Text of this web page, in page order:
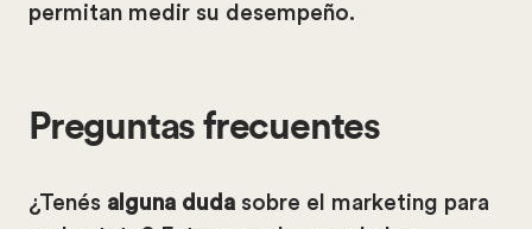
permitan medir su desempeño.
Preguntas frecuentes
¿Tenés alguna duda sobre el marketing para